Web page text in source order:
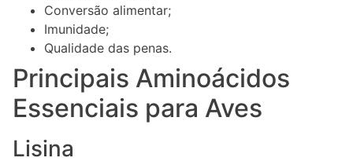
Conversão alimentar;
Imunidade;
Qualidade das penas.
Principais Aminoácidos
Essenciais para Aves
Lisina